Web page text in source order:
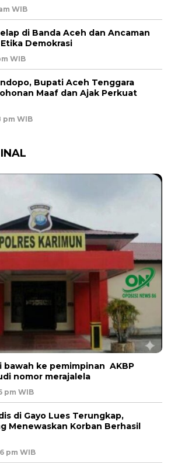
WIB
di Banda Aceh dan Ancaman
Demokrasi
WIB
Bupati Aceh Tenggara
Maaf dan Ajak Perkuat
pm WIB
bawah ke pemimpinan AKBP
nomor merajalela
pm WIB
di Gayo Lues Terungkap,
Menewaskan Korban Berhasil
pm WIB